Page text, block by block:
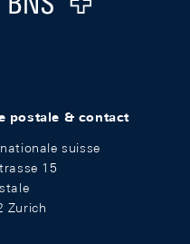
postale & contact
suisse
15
Zurich